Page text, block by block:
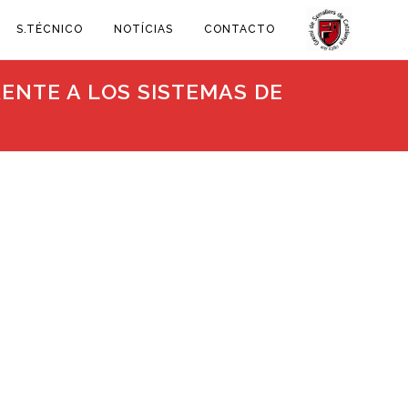
S.TÉCNICO NOTÍCIAS CONTACTO
A LOS SISTEMAS DE